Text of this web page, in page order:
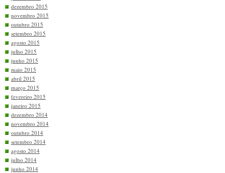
dezembro 2015
novembro 2015
outubro 2015
setembro 2015
agosto 2015
julho 2015
junho 2015
maio 2015
abril 2015
março 2015
fevereiro 2015
janeiro 2015
dezembro 2014
novembro 2014
outubro 2014
setembro 2014
agosto 2014
julho 2014
junho 2014